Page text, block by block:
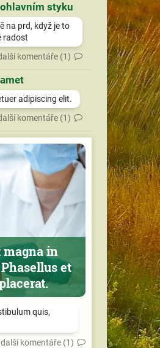
styku
na prd, když je to
radost
komentáře (1)
adipiscing elit.
komentáře (1)
magna in
et
quis,
komentáře (1)